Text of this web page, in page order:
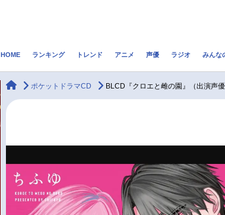
アニメ記事一覧
声優記事一覧
HOME ランキング トレンド アニメ 声優 ラジオ みんな
animateTimes
ポケットドラマCD BLCD『クロエと雌の園』（出演声